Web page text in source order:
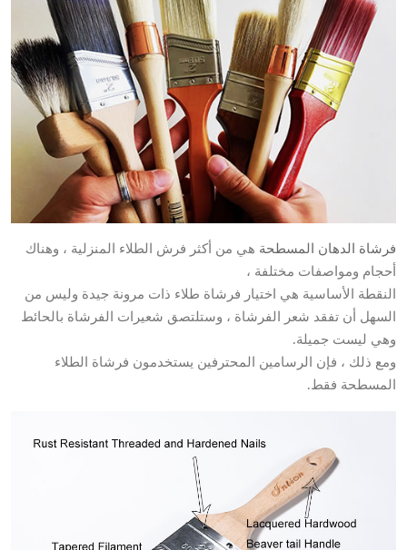
فرشاة الدهان المسطحة هي من أكثر فرش الطلاء المنزلية ، وهناك
أحجام ومواصفات مختلفة ،
النقطة الأساسية هي اختيار فرشاة طلاء ذات مرونة جيدة وليس من
السهل أن تفقد شعر الفرشاة ، وستلتصق شعيرات الفرشاة بالحائط
وهي ليست جميلة.
ومع ذلك ، فإن الرسامين المحترفين يستخدمون فرشاة الطلاء
المسطحة فقط.